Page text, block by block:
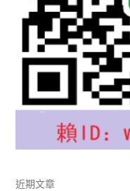
近期文章